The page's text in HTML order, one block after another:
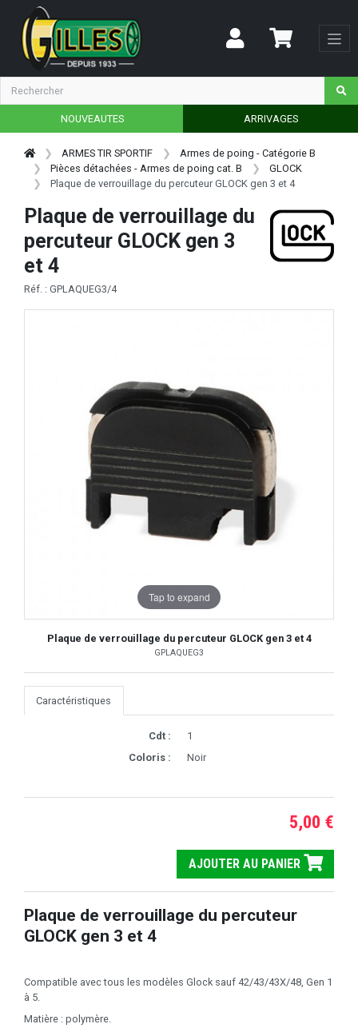
NOUVEAUTES ARRIVAGES
ARMES TIR SPORTIF
Armes de poing - Catégorie B
Pièces détachées - Armes de poing cat. B
GLOCK
Plaque de verrouillage du percuteur GLOCK gen 3 et 4
Plaque de verrouillage du
percuteur GLOCK gen 3
et 4
Réf. : GPLAQUEG3/4
Tap to expand
Plaque de verrouillage du percuteur GLOCK gen 3 et 4
GPLAQUEG3
Caractéristiques
Cdt :
1
Coloris :
Noir
5,00 €
AJOUTER AU PANIER
Plaque de verrouillage du percuteur
GLOCK gen 3 et 4
Compatible avec tous les modèles Glock sauf 42/43/43X/48, Gen 1
à 5.
Matière : polymère.